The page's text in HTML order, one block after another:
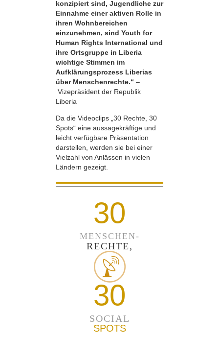
konzipiert sind, Jugendliche zur
Einnahme einer aktiven Rolle in
ihren Wohnbereichen
einzunehmen, sind Youth for
Human Rights International und
ihre Ortsgruppe in Liberia
wichtige Stimmen im
Aufklärungsprozess Liberias
über Menschenrechte.“ –
Vizepräsident der Republik
Liberia
Da die Videoclips „30 Rechte, 30
Spots“ eine aussagekräftige und
leicht verfügbare Präsentation
darstellen, werden sie bei einer
Vielzahl von Anlässen in vielen
Ländern gezeigt.
30
MENSCHEN-
RECHTE,
30
SOCIAL
SPOTS